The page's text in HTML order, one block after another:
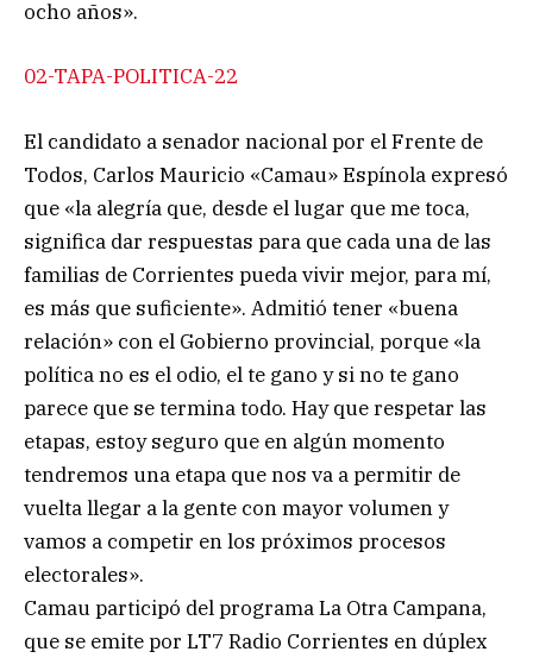
ocho años».
02-TAPA-POLITICA-22
El candidato a senador nacional por el Frente de
Todos, Carlos Mauricio «Camau» Espínola expresó
que «la alegría que, desde el lugar que me toca,
significa dar respuestas para que cada una de las
familias de Corrientes pueda vivir mejor, para mí,
es más que suficiente». Admitió tener «buena
relación» con el Gobierno provincial, porque «la
política no es el odio, el te gano y si no te gano
parece que se termina todo. Hay que respetar las
etapas, estoy seguro que en algún momento
tendremos una etapa que nos va a permitir de
vuelta llegar a la gente con mayor volumen y
vamos a competir en los próximos procesos
electorales».
Camau participó del programa La Otra Campana,
que se emite por LT7 Radio Corrientes en dúplex